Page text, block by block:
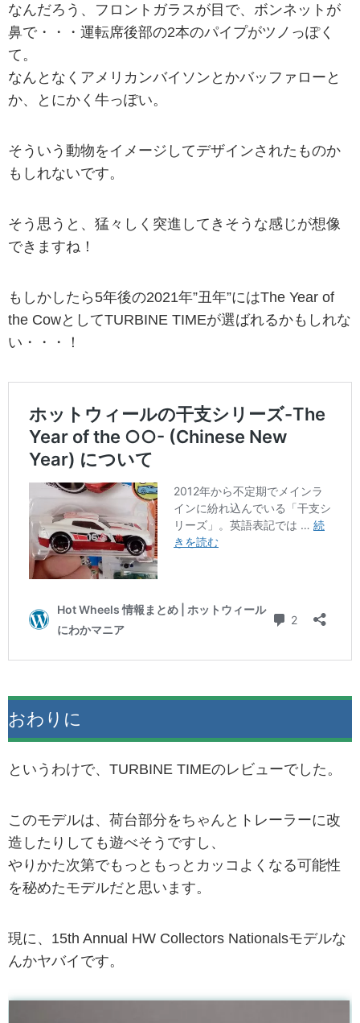
なんだろう、フロントガラスが目で、ボンネットが
鼻で・・・運転席後部の2本のパイプがツノっぽく
て。
なんとなくアメリカンバイソンとかバッファローと
か、とにかく牛っぽい。
そういう動物をイメージしてデザインされたものか
もしれないです。
そう思うと、猛々しく突進してきそうな感じが想像
できますね！
もしかしたら5年後の2021年”丑年”にはThe Year of
the CowとしてTURBINE TIMEが選ばれるかもしれな
い・・・！
おわりに
というわけで、TURBINE TIMEのレビューでした。
このモデルは、荷台部分をちゃんとトレーラーに改
造したりしても遊べそうですし、
やりかた次第でもっともっとカッコよくなる可能性
を秘めたモデルだと思います。
現に、15th Annual HW Collectors Nationalsモデルな
んかヤバイです。